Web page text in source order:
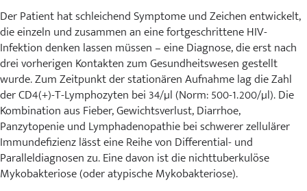
Der Patient hat schleichend Symptome und Zeichen entwickelt,
die einzeln und zusammen an eine fortgeschrittene HIV-
Infektion denken lassen müssen – eine Diagnose, die erst nach
drei vorherigen Kontakten zum Gesundheitswesen gestellt
wurde. Zum Zeitpunkt der stationären Aufnahme lag die Zahl
der CD4(+)-T-Lymphozyten bei 34/µl (Norm: 500-1.200/µl). Die
Kombination aus Fieber, Gewichtsverlust, Diarrhoe,
Panzytopenie und Lymphadenopathie bei schwerer zellulärer
Immundefizienz lässt eine Reihe von Differential- und
Paralleldiagnosen zu. Eine davon ist die nichttuberkulöse
Mykobakteriose (oder atypische Mykobakteriose).